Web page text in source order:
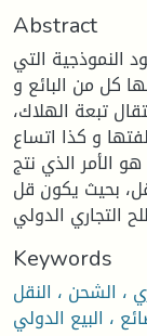
Abstract
النموذجية التي
كل من البائع و
تبعة الهلاك،
و كذا اتساع
الأمر الذي نتج
بحيث يكون قل
Keywords
، الشحن ، النقل
، البيع الدولي